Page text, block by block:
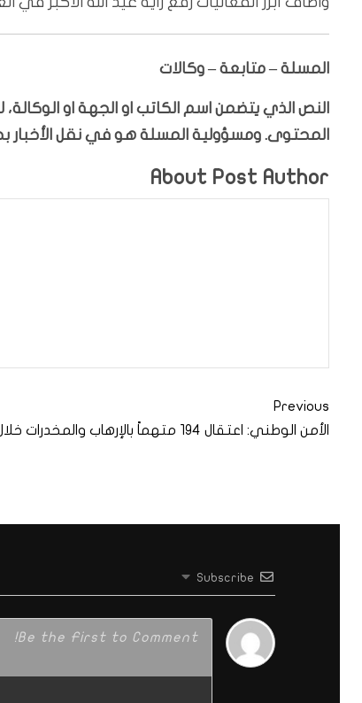
المسلة – متابعة – وكالات
النص الذي يتضمن اسم الكاتب او الجهة او
المحتوى. ومسؤولية المسلة هو في نقل الأخبار
About Post Author
Previous
الأمن الوطني: اعتقال 194 متهماً بالإرهاب والمخدرات خلال أيار
Subscribe